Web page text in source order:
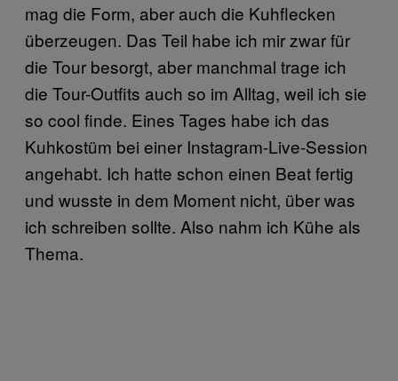
mag die Form, aber auch die Kuhflecken
überzeugen. Das Teil habe ich mir zwar für
die Tour besorgt, aber manchmal trage ich
die Tour-Outfits auch so im Alltag, weil ich sie
so cool finde. Eines Tages habe ich das
Kuhkostüm bei einer Instagram-Live-Session
angehabt. Ich hatte schon einen Beat fertig
und wusste in dem Moment nicht, über was
ich schreiben sollte. Also nahm ich Kühe als
Thema.